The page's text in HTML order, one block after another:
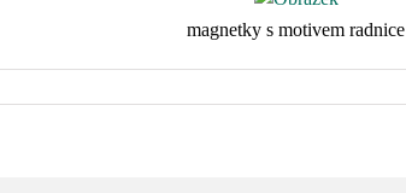
magnetky s motivem radnice